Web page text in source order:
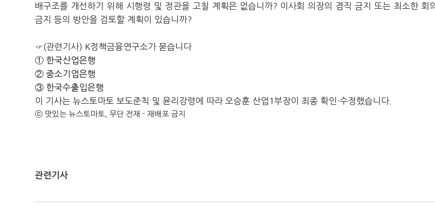
배구조를 개선하기 위해 시행령 및 정관을 고칠 계획은 없습니까? 이사회 의장의 겸직 금지 또는 최소한 회
금지 등의 방안을 검토할 계획이 있습니까?
☞(관련기사) K정책금융연구소가 묻습니다
① 한국산업은행
② 중소기업은행
③ 한국수출입은행
이 기사는 뉴스토마토 보도준칙 및 윤리강령에 따라 오승훈 산업1부장이 최종 확인·수정했습니다.
ⓒ 맛있는 뉴스토마토, 무단 전재 - 재배포 금지
관련기사